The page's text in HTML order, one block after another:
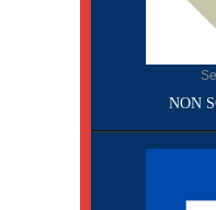
NON